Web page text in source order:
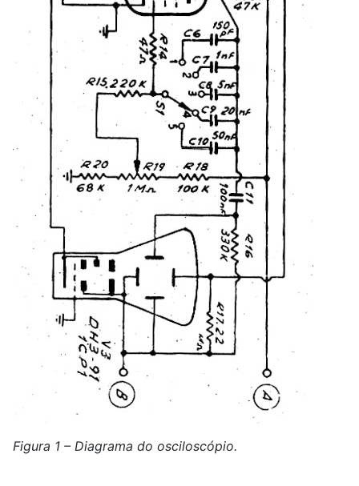
Figura 1 – Diagrama do osciloscópio.